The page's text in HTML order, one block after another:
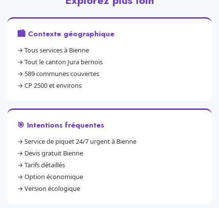
🏙️ Contexte géographique
→ Tous services à Bienne
→ Tout le canton Jura bernois
→ 589 communes couvertes
→ CP 2500 et environs
🎯 Intentions fréquentes
→ Service de piquet 24/7 urgent à Bienne
→ Devis gratuit Bienne
→ Tarifs détaillés
→ Option économique
→ Version écologique